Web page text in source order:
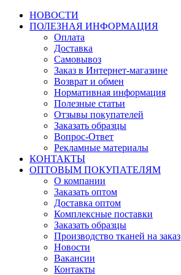
НОВОСТИ
ПОЛЕЗНАЯ ИНФОРМАЦИЯ
Оплата
Доставка
Самовывоз
Заказ в Интернет-магазине
Возврат и обмен
Нормативная информация
Полезные статьи
Отзывы покупателей
Заказать образцы
Вопрос-Ответ
Рекламные материалы
КОНТАКТЫ
ОПТОВЫМ ПОКУПАТЕЛЯМ
О компании
Заказать оптом
Доставка оптом
Комплексные поставки
Заказать образцы
Производство тканей на заказ
Новости
Вакансии
Контакты